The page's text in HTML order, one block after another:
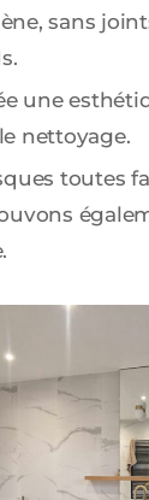
sans
une
nettoyage.
toutes